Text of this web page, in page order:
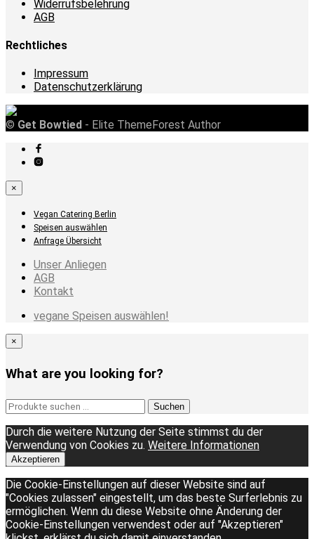
Widerrufsbelehrung
AGB
Rechtliches
Impressum
Datenschutzerklärung
© Get Bowtied - Elite ThemeForest Author
×
Vegan Catering Berlin
Speisen auswählen
Anfrage Übersicht
Unser Anliegen
AGB
Kontakt
vegane Speisen auswählen!
×
What are you looking for?
Suchen
nach:
Suchen
Durch die weitere Nutzung der Seite stimmst du der
Verwendung von Cookies zu. Weitere Informationen
Akzeptieren
Die Cookie-Einstellungen auf dieser Website sind auf
"Cookies zulassen" eingestellt, um das beste Surferlebnis zu
ermöglichen. Wenn du diese Website ohne Änderung der
Cookie-Einstellungen verwendest oder auf "Akzeptieren"